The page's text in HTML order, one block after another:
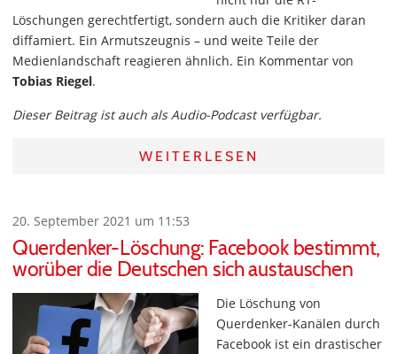
Löschungen gerechtfertigt, sondern auch die Kritiker daran
diffamiert. Ein Armutszeugnis – und weite Teile der
Medienlandschaft reagieren ähnlich. Ein Kommentar von
Tobias Riegel.
Dieser Beitrag ist auch als Audio-Podcast verfügbar.
WEITERLESEN
20. September 2021 um 11:53
Querdenker-Löschung: Facebook bestimmt,
worüber die Deutschen sich austauschen
Die Löschung von
Querdenker-Kanälen durch
Facebook ist ein drastischer